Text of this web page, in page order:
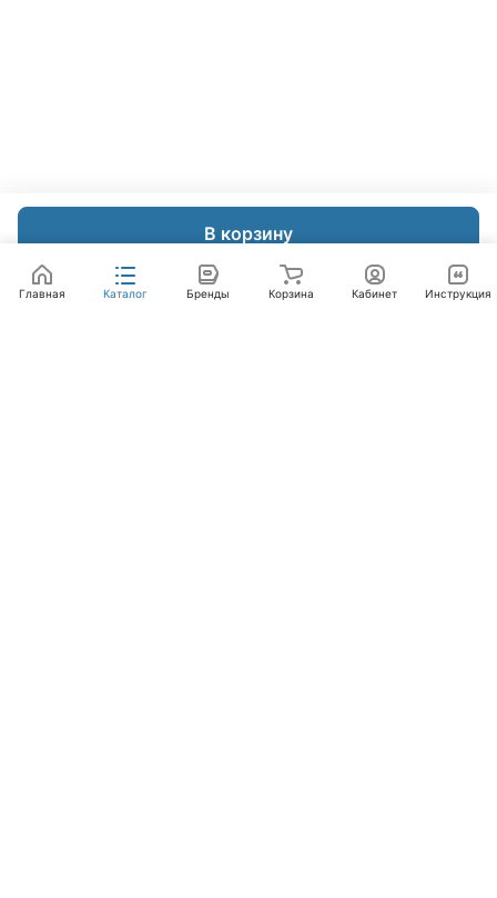
В корзину
Главная Каталог Бренды Корзина Кабинет Инструкция